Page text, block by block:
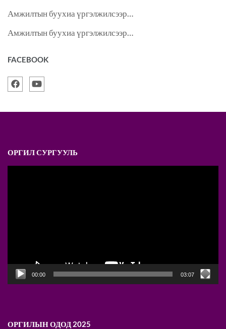
Амжилтын буухиа үргэлжилсээр…
Амжилтын буухиа үргэлжилсээр…
FACEBOOK
ОРГИЛ СУРГУУЛЬ
00:00 03:07
ОРГИЛЫН ОДОД 2025